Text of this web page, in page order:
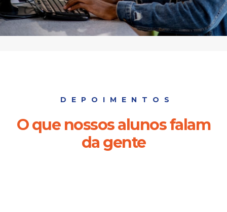
DEPOIMENTOS
O que nossos alunos falam
da gente